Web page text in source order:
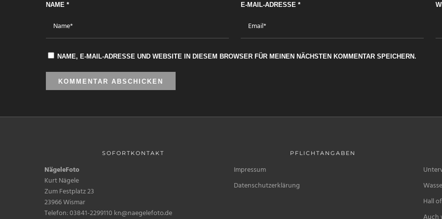
NAME * E-MAIL-ADRESSE *
NAME, E-MAIL-ADRESSE UND WEBSITE IN DIESEM BROWSER FÜR MEINEN NÄCHSTEN KOMMENTAR SPEICHERN.
SOFORTKONTAKT
NägeleFoto
Kurt Nägele
Zum Festplatz 23
23966 Wismar
Telefon: 03841-2299110 kn@naegelefoto.de
PFLICHTANGABEN
Impressum
Datenschutzerklärung
Hall